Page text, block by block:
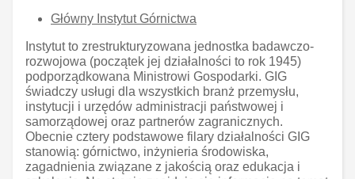
Główny Instytut Górnictwa
Instytut to zrestrukturyzowana jednostka badawczo-
rozwojowa (początek jej działalności to rok 1945)
podporządkowana Ministrowi Gospodarki. GIG
świadczy usługi dla wszystkich branż przemysłu,
instytucji i urzędów administracji państwowej i
samorządowej oraz partnerów zagranicznych.
Obecnie cztery podstawowe filary działalności GIG
stanowią: górnictwo, inżynieria środowiska,
zagadnienia związane z jakością oraz edukacja i